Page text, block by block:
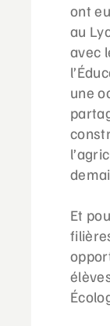
ont
au
avec
une
Et